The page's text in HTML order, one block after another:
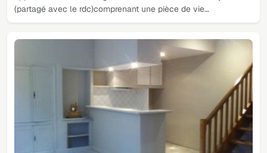
(partagé avec le rdc)comprenant une pièce de vie…